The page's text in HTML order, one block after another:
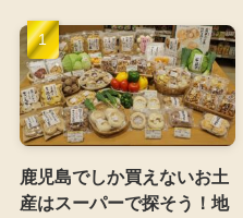
鹿児島でしか買えないお土
産はスーパーで探そう！地